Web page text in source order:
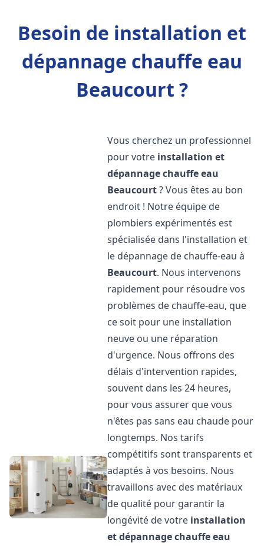
Besoin de installation et
dépannage chauffe eau
Beaucourt ?
Vous cherchez un professionnel
pour votre installation et
dépannage chauffe eau
Beaucourt? Vous êtes au bon
endroit ! Notre équipe de
plombiers expérimentés est
spécialisée dans l'installation et
le dépannage de chauffe-eau à
Beaucourt. Nous intervenons
rapidement pour résoudre vos
problèmes de chauffe-eau, que
ce soit pour une installation
neuve ou une réparation
d'urgence. Nous offrons des
délais d'intervention rapides,
souvent dans les 24 heures,
pour vous assurer que vous
n'êtes pas sans eau chaude pour
longtemps. Nos tarifs
compétitifs sont transparents et
adaptés à vos besoins. Nous
travaillons avec des matériaux
de qualité pour garantir la
longévité de votre installation
et dépannage chauffe eau